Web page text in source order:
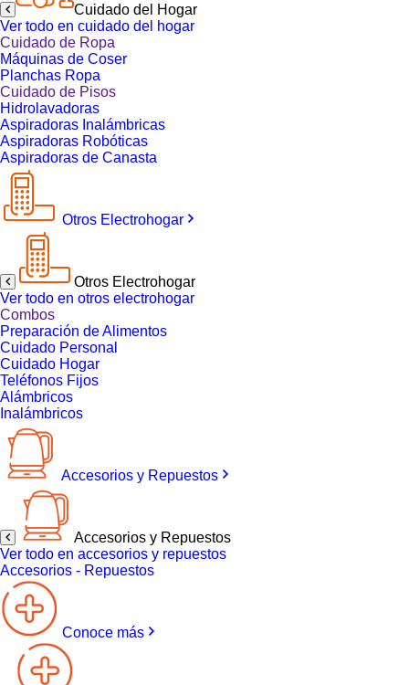
Cuidado del Hogar
Ver todo en cuidado del hogar
Cuidado de Ropa
Máquinas de Coser
Planchas Ropa
Cuidado de Pisos
Hidrolavadoras
Aspiradoras Inalámbricas
Aspiradoras Robóticas
Aspiradoras de Canasta
Otros Electrohogar
Otros Electrohogar
Ver todo en otros electrohogar
Combos
Preparación de Alimentos
Cuidado Personal
Cuidado Hogar
Teléfonos Fijos
Alámbricos
Inalámbricos
Accesorios y Repuestos
Accesorios y Repuestos
Ver todo en accesorios y repuestos
Accesorios - Repuestos
Conoce más